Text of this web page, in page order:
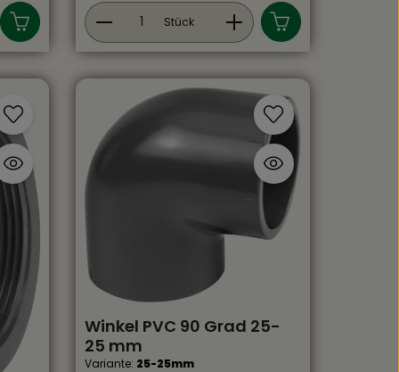
ein oder benutze die
den gewünschten Wert ein oder
Produkt Anzahl: Gib den
Stück
Winkel PVC 90 Grad 25-
25 mm
Variante: 25-25mm